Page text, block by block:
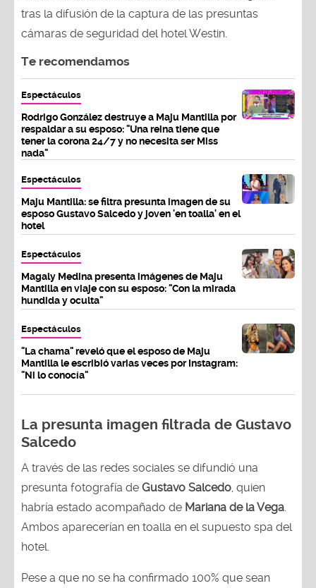
tras la difusión de la captura de las presuntas
cámaras de seguridad del hotel Westin.
Te recomendamos
Espectáculos
Rodrigo González destruye a Maju Mantilla por
respaldar a su esposo: "Una reina tiene que
tener la corona 24/7 y no necesita ser Miss
nada"
Espectáculos
Maju Mantilla: se filtra presunta imagen de su
esposo Gustavo Salcedo y joven 'en toalla' en el
hotel
Espectáculos
Magaly Medina presenta imágenes de Maju
Mantilla en viaje con su esposo: "Con la mirada
hundida y oculta"
Espectáculos
"La chama" reveló que el esposo de Maju
Mantilla le escribió varias veces por Instagram:
"Ni lo conocía"
La presunta imagen filtrada de Gustavo
Salcedo
A través de las redes sociales se difundió una
presunta fotografía de Gustavo Salcedo , quien
habría estado acompañado de Mariana de la Vega
Ambos aparecerían en toalla en el supuesto spa del
hotel.
Pese a que no se ha confirmado 100% que sean